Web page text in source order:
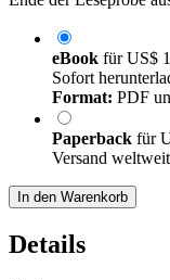
eBook fürUS$
Sofort
Format: PDF
Paperback für
Versand weltweit
In den Warenkorb
Details